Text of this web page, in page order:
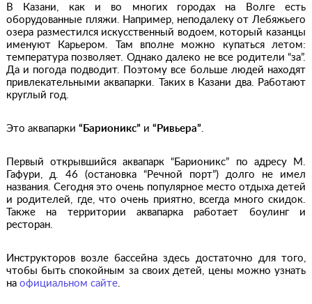
В Казани, как и во многих городах на Волге есть
оборудованные пляжи. Например, неподалеку от Лебяжьего
озера разместился искусственный водоем, который казанцы
именуют Карьером. Там вполне можно купаться летом:
температура позволяет. Однако далеко не все родители “за”.
Да и погода подводит. Поэтому все больше людей находят
привлекательными аквапарки. Таких в Казани два. Работают
круглый год.
Это аквапарки “Барионикс”и “Ривьера”.
Первый открывшийся аквапарк “Барионикс” по адресу М.
Гафури, д. 46 (остановка “Речной порт”) долго не имел
названия. Сегодня это очень популярное место отдыха детей
и родителей, где, что очень приятно, всегда много скидок.
Также на территории аквапарка работает боулинг и
ресторан.
Инструкторов возле бассейна здесь достаточно для того,
чтобы быть спокойным за своих детей, цены можно узнать
на официальном сайте.